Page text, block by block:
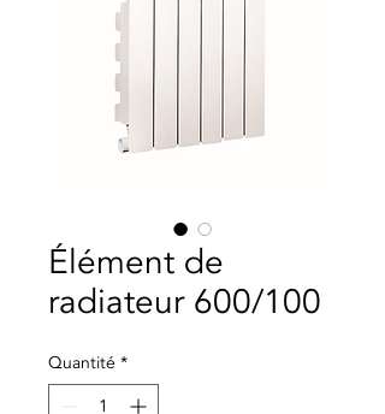
Élément de
radiateur 600/100
Quantité *